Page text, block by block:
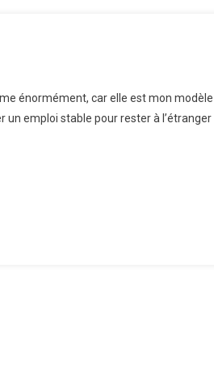
énormément, car elle est mon modèle
un emploi stable pour rester à l’étranger